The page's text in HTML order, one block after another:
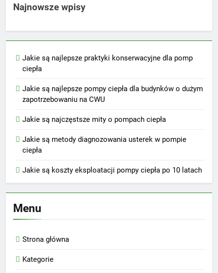
Najnowsze wpisy
Jakie są najlepsze praktyki konserwacyjne dla pomp
ciepła
Jakie są najlepsze pompy ciepła dla budynków o dużym
zapotrzebowaniu na CWU
Jakie są najczęstsze mity o pompach ciepła
Jakie są metody diagnozowania usterek w pompie
ciepła
Jakie są koszty eksploatacji pompy ciepła po 10 latach
Menu
Strona główna
Kategorie